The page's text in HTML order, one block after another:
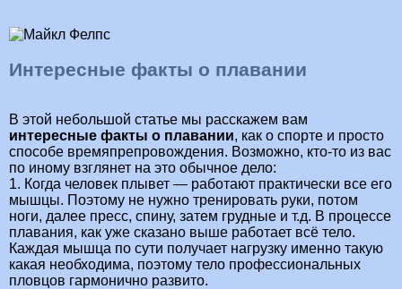
Интересные факты о плавании
В этой небольшой статье мы расскажем вам
интересные факты о плавании, как о спорте и просто
способе времяпрепровождения. Возможно, кто-то из вас
по иному взглянет на это обычное дело:
1. Когда человек плывет — работают практически все его
мышцы. Поэтому не нужно тренировать руки, потом
ноги, далее пресс, спину, затем грудные и т.д. В процессе
плавания, как уже сказано выше работает всё тело.
Каждая мышца по сути получает нагрузку именно такую
какая необходима, поэтому тело профессиональных
пловцов гармонично развито.